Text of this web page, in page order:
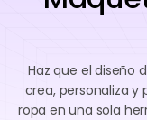
Haz que el diseño
crea, personaliza
ropa en una sola